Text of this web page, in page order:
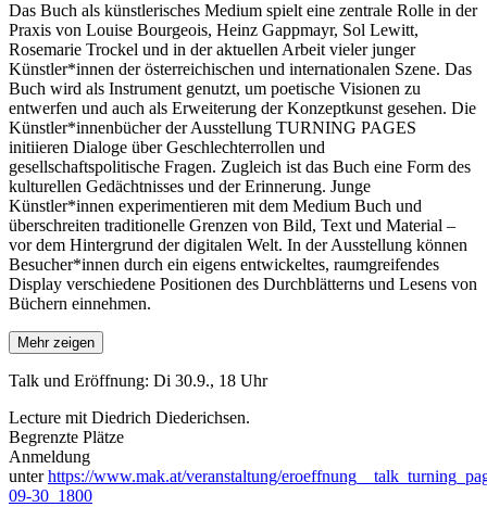
Das Buch als künstlerisches Medium spielt eine zentrale Rolle in der
Praxis von Louise Bourgeois, Heinz Gappmayr, Sol Lewitt,
Rosemarie Trockel und in der aktuellen Arbeit vieler junger
Künstler*innen der österreichischen und internationalen Szene. Das
Buch wird als Instrument genutzt, um poetische Visionen zu
entwerfen und auch als Erweiterung der Konzeptkunst gesehen. Die
Künstler*innenbücher der Ausstellung TURNING PAGES
initiieren Dialoge über Geschlechterrollen und
gesellschaftspolitische Fragen. Zugleich ist das Buch eine Form des
kulturellen Gedächtnisses und der Erinnerung. Junge
Künstler*innen experimentieren mit dem Medium Buch und
überschreiten traditionelle Grenzen von Bild, Text und Material –
vor dem Hintergrund der digitalen Welt. In der Ausstellung können
Besucher*innen durch ein eigens entwickeltes, raumgreifendes
Display verschiedene Positionen des Durchblätterns und Lesens von
Büchern einnehmen.
Mehr zeigen
Talk und Eröffnung: Di 30.9., 18 Uhr
Lecture mit Diedrich Diederichsen.
Begrenzte Plätze
Anmeldung
unterhttps://www.mak.at/veranstaltung/
09-30_1800